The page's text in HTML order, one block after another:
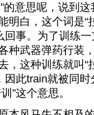
的意思呢，说到
明白，这个词是“
回事。为了训练
种武器弹药行装
，这种训练就叫“
因此train就被同时
”这个意思。